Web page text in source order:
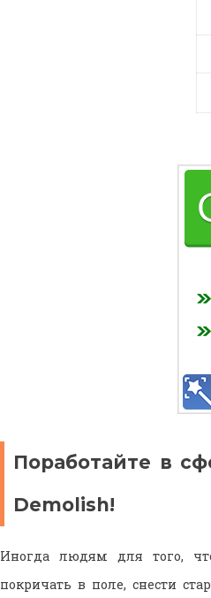
Поработайте в
Demolish!
Иногда людям для того,
покричать в поле, снести